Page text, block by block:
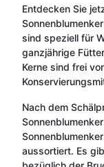
Entdecken Sie
sind speziell für
ganzjährige
Kerne sind frei
Nach dem
aussortiert. Es